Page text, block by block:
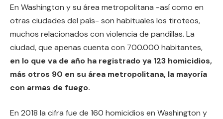
En Washington y su área metropolitana -así como en
otras ciudades del país- son habituales los tiroteos,
muchos relacionados con violencia de pandillas. La
ciudad, que apenas cuenta con 700.000 habitantes,
en lo que va de año ha registrado ya 123 homicidios,
más otros 90 en su área metropolitana, la mayoría
con armas de fuego.
En 2018 la cifra fue de 160 homicidios en Washington y